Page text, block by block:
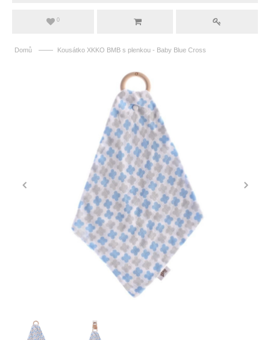
0
Domů —— Kousátko XKKO BMB s plenkou - Baby Blue Cross